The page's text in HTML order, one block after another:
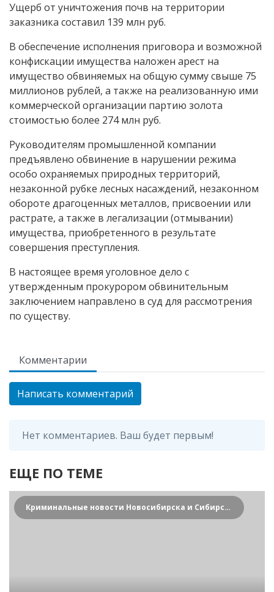
Ущерб от уничтожения почв на территории
заказника составил 139 млн руб.
В обеспечение исполнения приговора и возможной
конфискации имущества наложен арест на
имущество обвиняемых на общую сумму свыше 75
миллионов рублей, а также на реализованную ими
коммерческой организации партию золота
стоимостью более 274 млн руб.
Руководителям промышленной компании
предъявлено обвинение в нарушении режима
особо охраняемых природных территорий,
незаконной рубке лесных насаждений, незаконном
обороте драгоценных металлов, присвоении или
растрате, а также в легализации (отмывании)
имущества, приобретенного в результате
совершения преступления.
В настоящее время уголовное дело с
утвержденным прокурором обвинительным
заключением направлено в суд для рассмотрения
по существу.
Комментарии
Написать комментарий
Нет комментариев. Ваш будет первым!
ЕЩЕ ПО ТЕМЕ
Криминальные новости Новосибирска и Сибирского региона